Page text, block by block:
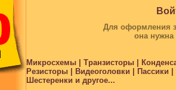
Для оформления
она
Микросхемы | Транзисторы |
Резисторы | Видеоголовки |
Шестеренки и другое...